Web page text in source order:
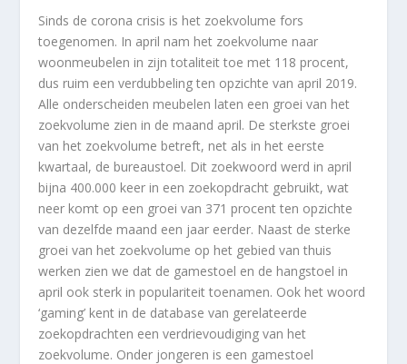
Sinds de corona crisis is het zoekvolume fors
toegenomen. In april nam het zoekvolume naar
woonmeubelen in zijn totaliteit toe met 118 procent,
dus ruim een verdubbeling ten opzichte van april 2019.
Alle onderscheiden meubelen laten een groei van het
zoekvolume zien in de maand april. De sterkste groei
van het zoekvolume betreft, net als in het eerste
kwartaal, de bureaustoel. Dit zoekwoord werd in april
bijna 400.000 keer in een zoekopdracht gebruikt, wat
neer komt op een groei van 371 procent ten opzichte
van dezelfde maand een jaar eerder. Naast de sterke
groei van het zoekvolume op het gebied van thuis
werken zien we dat de gamestoel en de hangstoel in
april ook sterk in populariteit toenamen. Ook het woord
‘gaming’ kent in de database van gerelateerde
zoekopdrachten een verdrievoudiging van het
zoekvolume. Onder jongeren is een gamestoel